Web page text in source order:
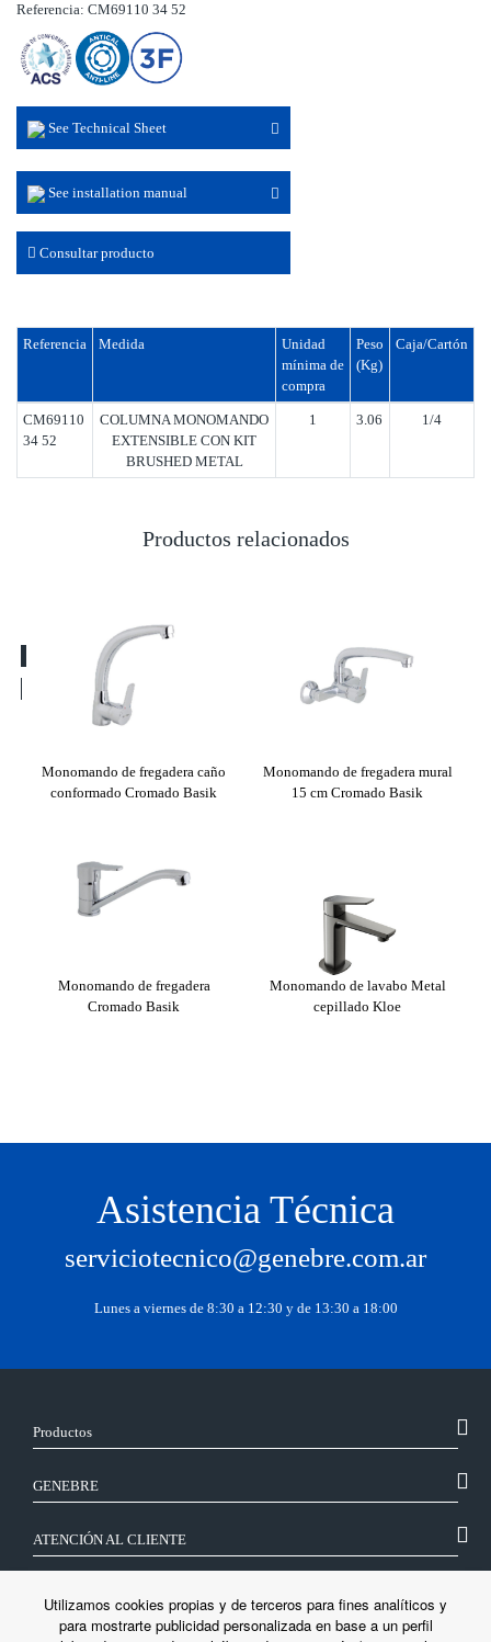
Referencia: CM69110 34 52
See Technical Sheet
See installation manual
Consultar producto
Referencia Medida
Unidad
mínima de
compra
Peso
(Kg)
Caja/Cartón
CM69110
34 52
COLUMNA MONOMANDO
EXTENSIBLE CON KIT
BRUSHED METAL
1 3.06 1/4
Productos relacionados
Monomando de fregadera caño
conformado Cromado Basik
Monomando de fregadera mural
15 cm Cromado Basik
Monomando de fregadera
Cromado Basik
Monomando de lavabo Metal
cepillado Kloe
Asistencia Técnica
serviciotecnico@genebre.com.ar
Lunes a viernes de 8:30 a 12:30 y de 13:30 a 18:00
Productos
GENEBRE
ATENCIÓN AL CLIENTE
Utilizamos cookies propias y de terceros para fines analíticos y
para mostrarte publicidad personalizada en base a un perfil